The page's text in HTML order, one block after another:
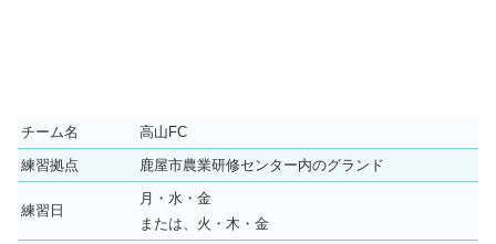
チーム名
高山FC
練習拠点
鹿屋市農業研修センター内のグランド
練習日
月・水・金
または、火・木・金